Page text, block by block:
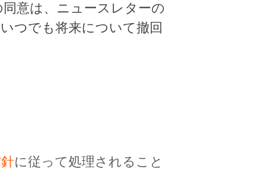
意は、ニュースレターの
つでも将来について撤回
に従って処理されること